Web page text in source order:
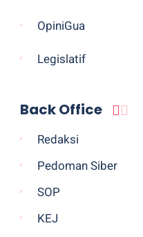
OpiniGua
Legislatif
Back Office
Redaksi
Pedoman Siber
SOP
KEJ